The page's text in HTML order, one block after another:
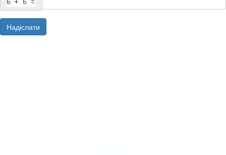
Надіслати